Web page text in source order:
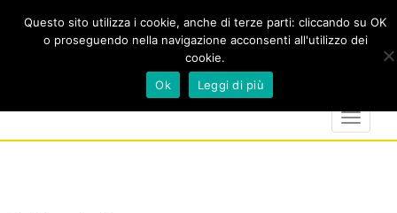
marker
calendar
Toggle
Questo sito utilizza i cookie, anche di terze parti: cliccando su OK
o proseguendo nella navigazione acconsenti all'utilizzo dei
cookie.
Ok
Leggi di più